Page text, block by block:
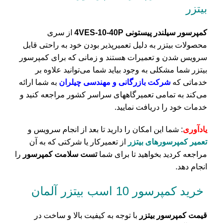
بیتزر
کمپرسور سیلندر پیستونی 4VES-10-40P
از سری
محصولات بیتزر به دلیل تعمیرپذیر بودن خود به راحتی قابل
سرویس شدن و تعمیرات هستند و زمانی که برای کمپرسور
بیتزر شما مشکلی به وجود بیاید شما می‌توانید علاوه بر
خدماتی که شرکت بازرگانی و مهندسی چیلران به شما ارائه
می‌کند به تمامی تعمیرگاههای سراسر کشور مراجعه کنید و
خدمات خود را دریافت نمایید.
یادآوری: شما این امکان را دارید تا بعد از انجام سرویس و
تعمیر کمپرسورهای بیتزر
از تعمیرکار یا شرکتی که به آن
مراجعه کردید بخواهید تا برای شماتست سلامت کمپرسور را
انجام دهد.
خرید کمپرسور 10 اسب بیتزر آلمان
قیمت کمپرسور بیتزر با توجه به کیفیت بالا و ساخت در